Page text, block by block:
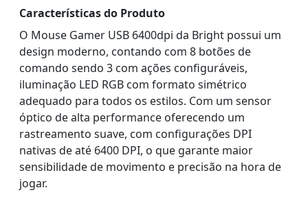
Características do Produto
O Mouse Gamer USB 6400dpi da Bright possui um
design moderno, contando com 8 botões de
comando sendo 3 com ações configuráveis,
iluminação LED RGB com formato simétrico
adequado para todos os estilos. Com um sensor
óptico de alta performance oferecendo um
rastreamento suave, com configurações DPI
nativas de até 6400 DPI, o que garante maior
sensibilidade de movimento e precisão na hora de
jogar.